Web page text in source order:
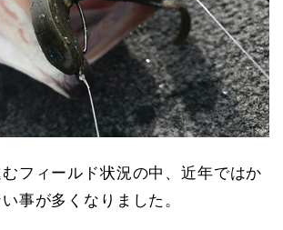
フィールド状況の中、近年ではか
事が多くなりました。